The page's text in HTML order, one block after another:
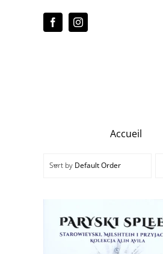
Accueil
Sort by Default Order